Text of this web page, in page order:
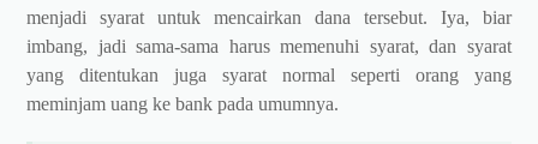
menjadi syarat untuk mencairkan dana tersebut. Iya, biar
imbang, jadi sama-sama harus memenuhi syarat, dan syarat
yang ditentukan juga syarat normal seperti orang yang
meminjam uang ke bank pada umumnya.